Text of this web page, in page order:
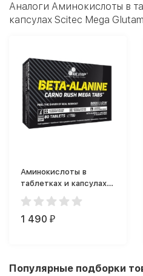
Аналоги Аминокислоты в
капсулах Scitec Mega
Аминокислоты в
таблетках и капсулах
Olimp Beta-Alanine
Carno Rush (80 таб.)
1 490 ₽
Популярные подборки